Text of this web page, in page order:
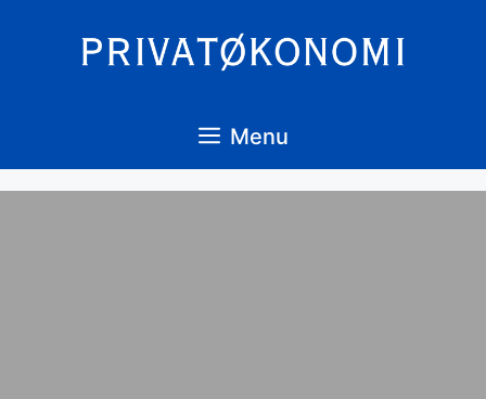
Menu